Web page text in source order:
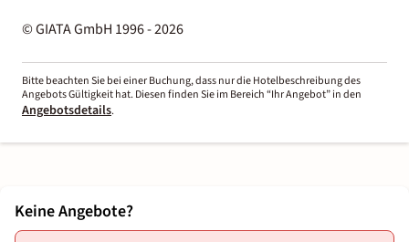
© GIATA GmbH 1996 - 2026
Bitte beachten Sie bei einer Buchung, dass nur die Hotelbeschreibung des
Angebots Gültigkeit hat. Diesen finden Sie im Bereich “Ihr Angebot” in den
Angebotsdetails.
Keine Angebote?